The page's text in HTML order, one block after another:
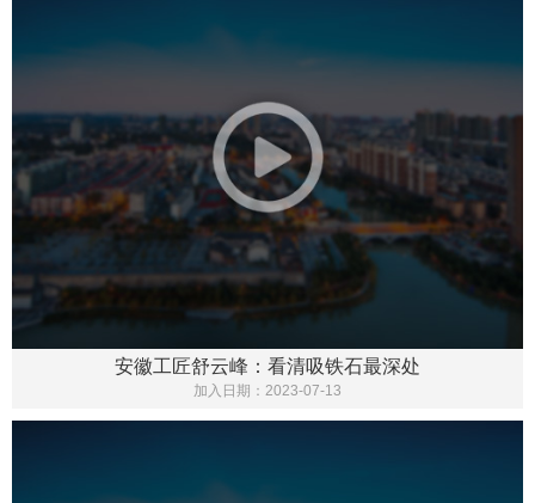
安徽工匠舒云峰：看清吸铁石最深处
加入日期： 2023-07-13